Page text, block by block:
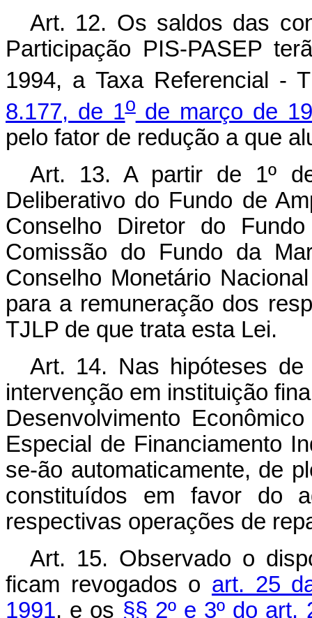
Art. 12. Os saldos das
Participação PIS-PASEP
1994, a Taxa Referencial -
8.177, de 1ode março de
pelo fator de redução a que
Art. 13. A partir de 1º
Deliberativo do Fundo de
Conselho Diretor do
Comissão do Fundo da
Conselho Monetário
para a remuneração dos
TJLP de que trata esta Lei.
Art. 14. Nas hipóteses de
intervenção em instituição
Desenvolvimento
Especial de Financiamento
se-ão automaticamente, de
constituídos em favor do
respectivas operações de
Art. 15. Observado o
ficam revogados o art. 25
1991, e os §§ 2º e 3º do art.